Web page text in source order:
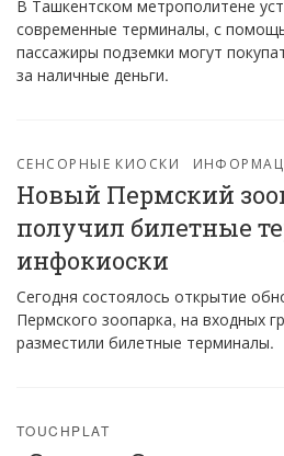
В Ташкентском метрополитене
современные терминалы, с
пассажиры подземки могут
за наличные деньги.
СЕНСОРНЫЕ КИОСКИ
Новый Пермский
получил билетные
инфокиоски
Сегодня состоялось открытие
Пермского зоопарка, на входных
разместили билетные терминалы.
TOUCHPLAT